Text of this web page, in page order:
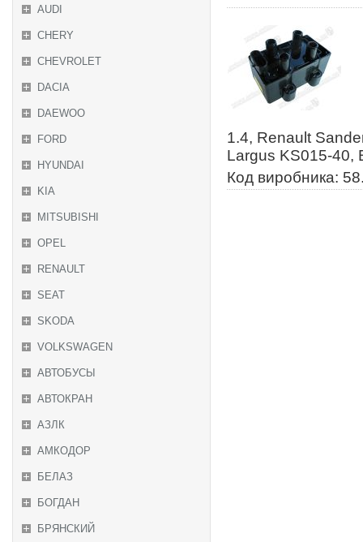
AUDI
CHERY
CHEVROLET
DACIA
DAEWOO
FORD
HYUNDAI
KIA
MITSUBISHI
OPEL
RENAULT
SEAT
SKODA
VOLKSWAGEN
АВТОБУСЫ
АВТОКРАН
АЗЛК
АМКОДОР
БЕЛАЗ
БОГДАН
БРЯНСКИЙ
1.4, Renault
Largus KS015-40,
Код виробника: